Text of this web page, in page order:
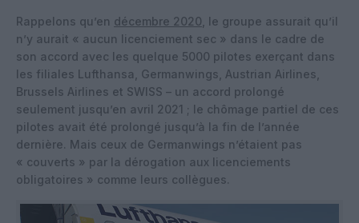
Rappelons qu’en décembre 2020 , le groupe assurait qu’il
n’y aurait « aucun licenciement sec » dans le cadre de
son accord avec les quelque 5000 pilotes exerçant dans
les filiales Lufthansa, Germanwings, Austrian Airlines,
Brussels Airlines et SWISS – un accord prolongé
seulement jusqu’en avril 2021 ; le chômage partiel de ces
pilotes avait été prolongé jusqu’à la fin de l’année
dernière. Mais ceux de Germanwings n’étaient pas
« couverts » par la dérogation aux licenciements
obligatoires » comme leurs collègues.